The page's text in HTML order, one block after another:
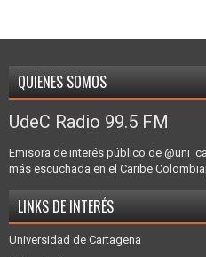
QUIENES SOMOS
UdeC Radio 99.5 FM
Emisora de interés público de
más escuchada en el Caribe
LINKS DE INTERÉS
Universidad de Cartagena